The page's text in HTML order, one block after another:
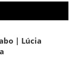
| Lúcia